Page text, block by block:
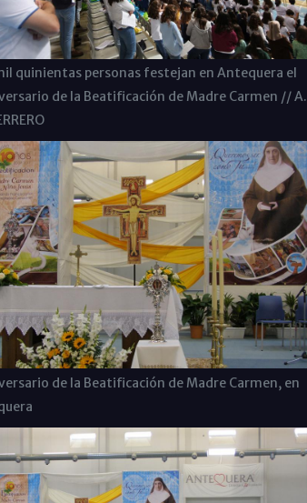
quinientas personas festejan en Antequera el
de la Beatificación de Madre Carmen // A.
de la Beatificación de Madre Carmen, en